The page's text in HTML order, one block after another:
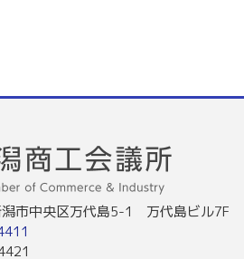
市中央区万代島5-1 万代島ビル7F